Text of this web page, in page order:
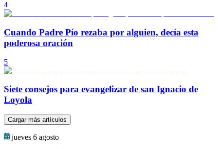
4
Cuando Padre Pío rezaba por alguien, decía esta
poderosa oración
5
Siete consejos para evangelizar de san Ignacio de
Loyola
Cargar más artículos
jueves 6 agosto